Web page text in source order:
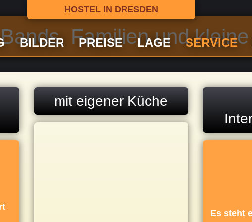
HOSTEL IN DRESDEN
BILDER PREISE LAGE SERVICE
Familien und kleine
mit eigener Küche
selber
Es steht